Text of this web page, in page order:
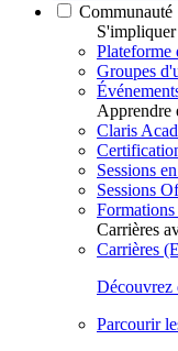
Communauté
S'impliquer
Plateforme
Groupes
Apprendre
Claris
Sessions
Sessions
Carrières
Carrières
Découvrez
Parcourir